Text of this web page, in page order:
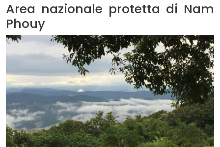
Area nazionale protetta di Nam
Phouy